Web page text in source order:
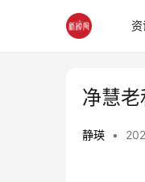
资
净慧老
静瑛 •